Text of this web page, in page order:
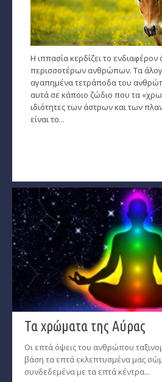
Αιγόκερως
Υδροχόος
Ινδιάνικο Ωροσκόπιο
Κέλτικο Ωροσκόπιο
Εύρεση Ωροσκόπου
Αστρολογικός Χάρτης
Αστρολογία
Ονειροκρίτης
Μεταφυσική
­Τα Άστρα αλλιώς
Ζώδια και διασκέσαση
Η ιππασία κερδίζει το ενδιαφέρον
περισσοτέρων ανθρώπων. Τα
αγαπημένα τετράποδα του
αυτά σε κάποιο ζώδιο που τα
ιδιότητες των άστρων και των
είναι το...
Τα χρώματα της Αύρας
Οι επτά όψεις του ανθρώπου
βάση τα επτά εκλεπτυσμένα μας
συνδεδεμένα με τα επτά κέντρα...